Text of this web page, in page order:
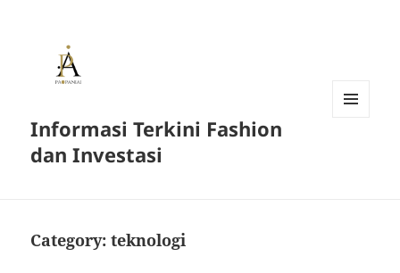
Informasi Terkini Fashion
dan Investasi
Category:teknologi